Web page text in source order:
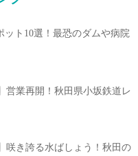
ット10選！最恐のダムや病院
営業再開！秋田県小坂鉄道レ
咲き誇る水ばしょう！秋田の